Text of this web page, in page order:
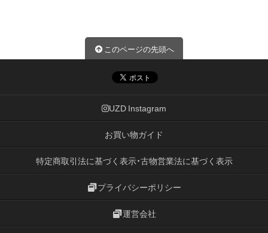
このページの先頭へ
UZD Instagram
お買い物ガイド
特定商取引法に基づく表示・古物営業法に基づく表示
プライバシーポリシー
運営会社